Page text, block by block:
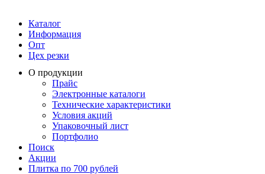
Каталог
Информация
Опт
Цех резки
О продукции
Прайс
Электронные каталоги
Технические характеристики
Условия акций
Упаковочный лист
Портфолио
Поиск
Акции
Плитка по 700 рублей